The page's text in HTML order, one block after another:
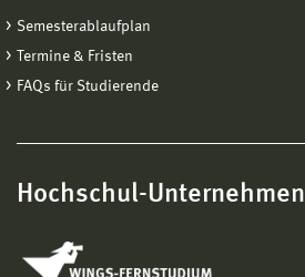
Semesterablaufplan
Termine & Fristen
FAQs für Studierende
Hochschul-Unternehmen